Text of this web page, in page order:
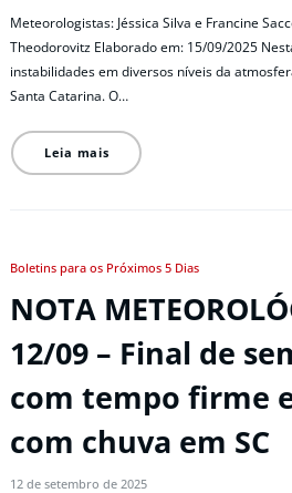
Meteorologistas: Jéssica Silva e Francine
Theodorovitz Elaborado em: 15/09/2025
instabilidades em diversos níveis da
Santa Catarina. O…
Leia mais
Boletins para os Próximos 5 Dias
NOTA
12/09 – Final de
com tempo firme
com chuva em SC
12 de setembro de 2025